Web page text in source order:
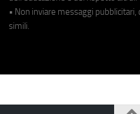
• Non inviare messaggi
simili.